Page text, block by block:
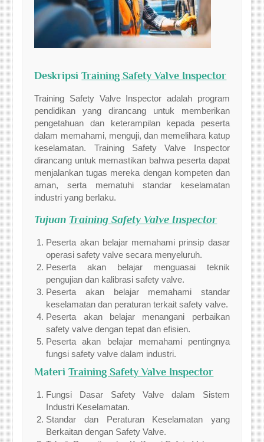
DeskripsiTraining Safety Valve Inspector
Training Safety Valve Inspector adalah program
pendidikan yang dirancang untuk memberikan
pengetahuan dan keterampilan kepada peserta
dalam memahami, menguji, dan memelihara katup
keselamatan. Training Safety Valve Inspector
dirancang untuk memastikan bahwa peserta dapat
menjalankan tugas mereka dengan kompeten dan
aman, serta mematuhi standar keselamatan
industri yang berlaku.
Tujuan Training Safety Valve Inspector
Peserta akan belajar memahami prinsip dasar
operasi safety valve secara menyeluruh.
Peserta akan belajar menguasai teknik
pengujian dan kalibrasi safety valve.
Peserta akan belajar memahami standar
keselamatan dan peraturan terkait safety valve.
Peserta akan belajar menangani perbaikan
safety valve dengan tepat dan efisien.
Peserta akan belajar memahami pentingnya
fungsi safety valve dalam industri.
MateriTraining Safety Valve Inspector
Fungsi Dasar Safety Valve dalam Sistem
Industri Keselamatan.
Standar dan Peraturan Keselamatan yang
Berkaitan dengan Safety Valve.